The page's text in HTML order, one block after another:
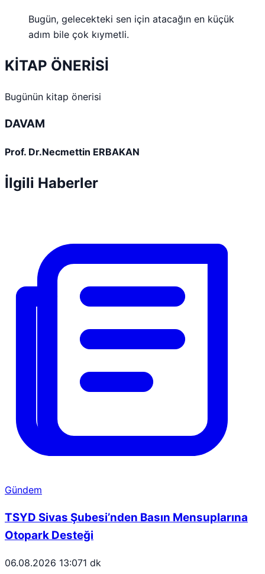
Bugün, gelecekteki sen için atacağın en küçük
adım bile çok kıymetli.
KİTAP ÖNERİSİ
Bugünün kitap önerisi
DAVAM
Prof. Dr.Necmettin ERBAKAN
İlgili Haberler
Gündem
TSYD Sivas Şubesi’nden Basın Mensuplarına
Otopark Desteği
06.08.2026 13:071 dk